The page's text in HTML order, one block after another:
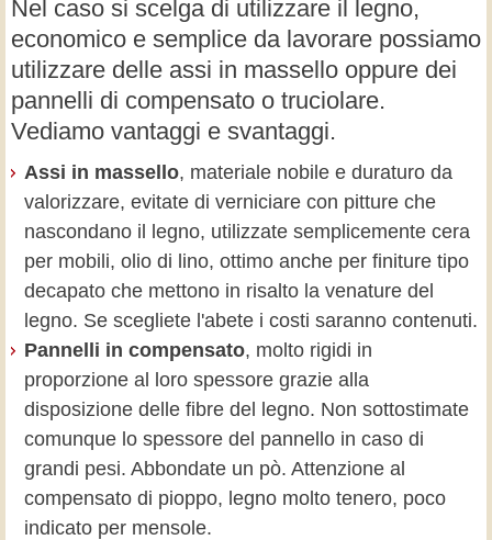
Nel caso si scelga di utilizzare il legno,
economico e semplice da lavorare possiamo
utilizzare delle assi in massello oppure dei
pannelli di compensato o truciolare.
Vediamo vantaggi e svantaggi.
Assi in massello, materiale nobile e duraturo da
valorizzare, evitate di verniciare con pitture che
nascondano il legno, utilizzate semplicemente cera
per mobili, olio di lino, ottimo anche per finiture tipo
decapato che mettono in risalto la venature del
legno. Se scegliete l'abete i costi saranno contenuti.
Pannelli in compensato, molto rigidi in
proporzione al loro spessore grazie alla
disposizione delle fibre del legno. Non sottostimate
comunque lo spessore del pannello in caso di
grandi pesi. Abbondate un pò. Attenzione al
compensato di pioppo, legno molto tenero, poco
indicato per mensole.